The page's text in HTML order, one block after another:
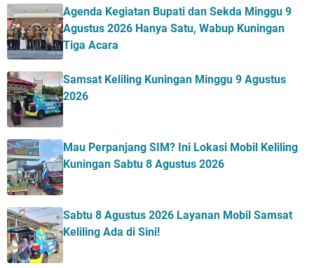
Agenda Kegiatan Bupati dan Sekda Minggu 9
Agustus 2026 Hanya Satu, Wabup Kuningan
Tiga Acara
Samsat Keliling Kuningan Minggu 9 Agustus
2026
Mau Perpanjang SIM? Ini Lokasi Mobil Keliling
Kuningan Sabtu 8 Agustus 2026
Sabtu 8 Agustus 2026 Layanan Mobil Samsat
Keliling Ada di Sini!